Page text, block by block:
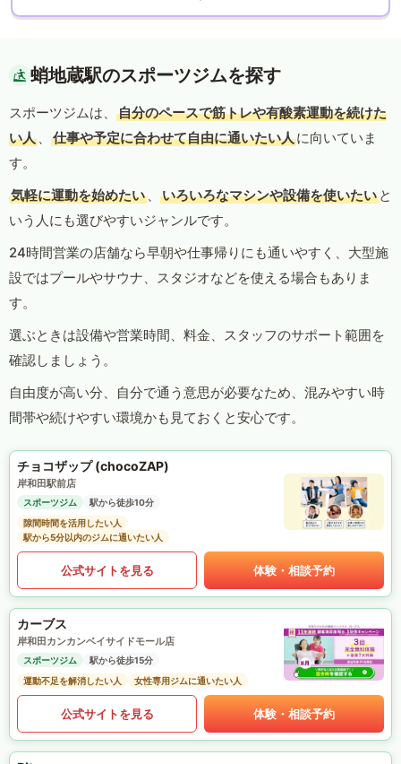
蛸地蔵駅のスポーツジムを探す
スポーツジムは、
自分のペースで筋トレや有酸素運動を続けた
い人 、 仕事や予定に合わせて自由に通いたい人に向いていま
す。
気軽に運動を始めたい 、 いろいろなマシンや設備を使いたい と
いう人にも選びやすいジャンルです。
24時間営業の店舗なら早朝や仕事帰りにも通いやすく、大型施
設ではプールやサウナ、スタジオなどを使える場合もありま
す。
選ぶときは設備や営業時間、料金、スタッフのサポート範囲を
確認しましょう。
自由度が高い分、自分で通う意思が必要なため、混みやすい時
間帯や続けやすい環境かも見ておくと安心です。
チョコザップ (chocoZAP)
岸和田駅前店
スポーツジム
駅から徒歩10分
隙間時間を活用したい人
駅から5分以内のジムに通いたい人
公式サイトを見る 体験・相談予約
カーブス
岸和田カンカンベイサイドモール店
スポーツジム
駅から徒歩15分
運動不足を解消したい人
女性専用ジムに通いたい人
公式サイトを見る 体験・相談予約